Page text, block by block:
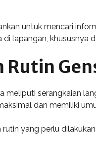
untuk mencari
lapangan, khususnya
meliputi serangkaian
dan memiliki
yang perlu